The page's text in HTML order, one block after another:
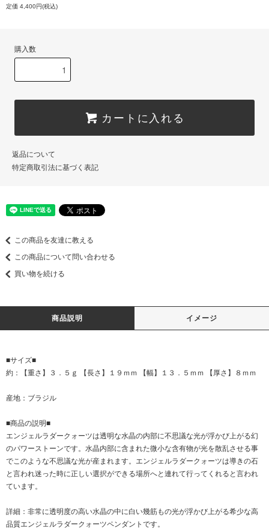
定価 4,400円(税込)
購入数
カートに入れる
返品について
特定商取引法に基づく表記
この商品を友達に教える
この商品について問い合わせる
買い物を続ける
商品説明 イメージ
■サイズ■
約：【重さ】３．５ｇ 【長さ】１９ｍｍ 【幅】１３．５ｍｍ 【厚さ】８ｍｍ
産地：ブラジル
■商品の説明■
エンジェルラダークォーツは透明な水晶の内部に不思議な光が浮かび上がる幻
のパワーストーンです。水晶内部に含まれた微小な含有物が光を散乱させる事
でこのような不思議な光が産まれます。エンジェルラダークォーツは導きの石
と言われ迷った時に正しい選択ができる場所へと連れて行ってくれると言われ
ています。
詳細：非常に透明度の高い水晶の中に白い幾筋もの光が浮かび上がる希少な高
品質エンジェルラダークォーツペンダントです。